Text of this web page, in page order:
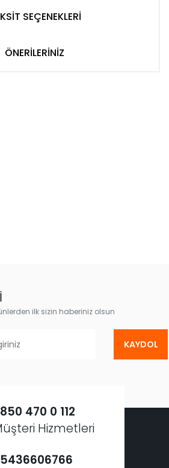
SEÇENEKLERİ
ÖNERİLERİNİZ
ilk sizin haberiniz olsun
KAYDOL
470 0 112
Hizmetleri